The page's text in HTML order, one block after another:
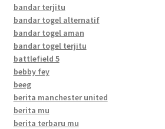
bandar terjitu
bandar togel alternatif
bandar togel aman
bandar togel terjitu
battlefield 5
bebby fey
beeg
berita manchester united
berita mu
berita terbaru mu